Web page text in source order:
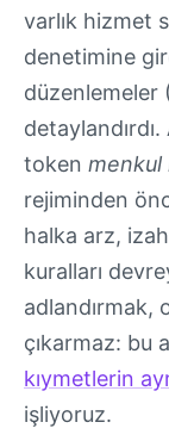
varlık hizmet
denetimine
düzenlemeler
token menkul
rejiminden
halka arz,
kuralları
adlandırmak,
çıkarmaz: bu
kıymetlerin
işliyoruz.